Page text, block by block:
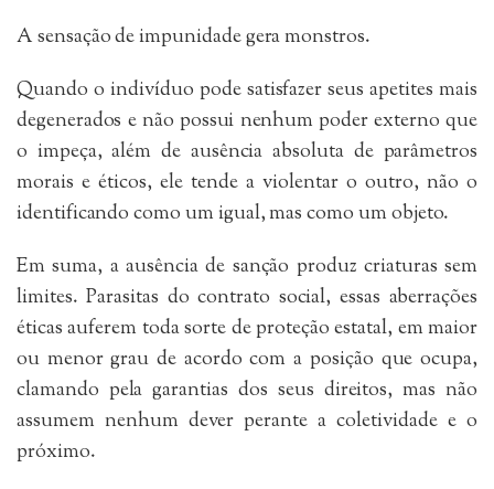
A sensação de impunidade gera monstros.
Quando o indivíduo pode satisfazer seus apetites mais
degenerados e não possui nenhum poder externo que
o impeça, além de ausência absoluta de parâmetros
morais e éticos, ele tende a violentar o outro, não o
identificando como um igual, mas como um objeto.
Em suma, a ausência de sanção produz criaturas sem
limites. Parasitas do contrato social, essas aberrações
éticas auferem toda sorte de proteção estatal, em maior
ou menor grau de acordo com a posição que ocupa,
clamando pela garantias dos seus direitos, mas não
assumem nenhum dever perante a coletividade e o
próximo.